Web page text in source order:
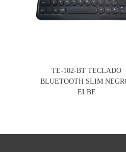
TE-102-BT TECLADO
BLUETOOTH SLIM
ELBE